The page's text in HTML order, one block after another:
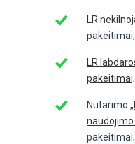
LR
pakeitimai;
LR
pakeitimai;
Nutarimo
pakeitimai;